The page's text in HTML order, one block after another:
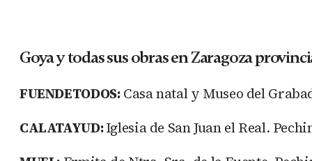
Goya y todas sus obras en Zaragoza
FUENDETODOS:Casa natal y Museo del
CALATAYUD:Iglesia de San Juan el Real.